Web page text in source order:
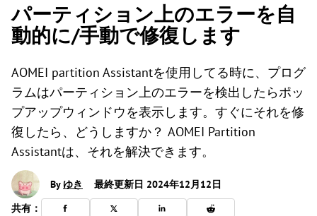
パーティション上のエラーを自
動的に/手動で修復します
AOMEI partition Assistantを使用してる時に、プログ
ラムはパーティション上のエラーを検出したらポッ
プアップウィンドウを表示します。すぐにそれを修
復したら、どうしますか？ AOMEI Partition
Assistantは、それを解決できます。
By ゆき
最終更新日 2024年12月12日
共有：